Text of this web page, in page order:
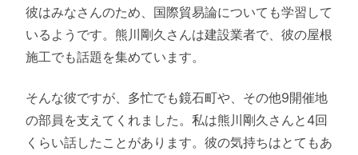
彼はみなさんのため、国際貿易論についても学習して
いるようです。熊川剛久さんは建設業者で、彼の屋根
施工でも話題を集めています。
そんな彼ですが、多忙でも鏡石町や、その他9開催地
の部員を支えてくれました。私は熊川剛久さんと4回
くらい話したことがあります。彼の気持ちはとてもあ